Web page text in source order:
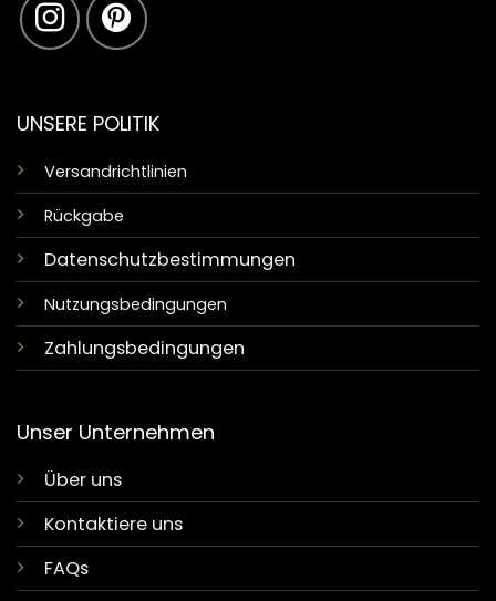
UNSERE POLITIK
Versandrichtlinien
Rückgabe
Datenschutzbestimmungen
Nutzungsbedingungen
Zahlungsbedingungen
Unser Unternehmen
Über uns
Kontaktiere uns
FAQs